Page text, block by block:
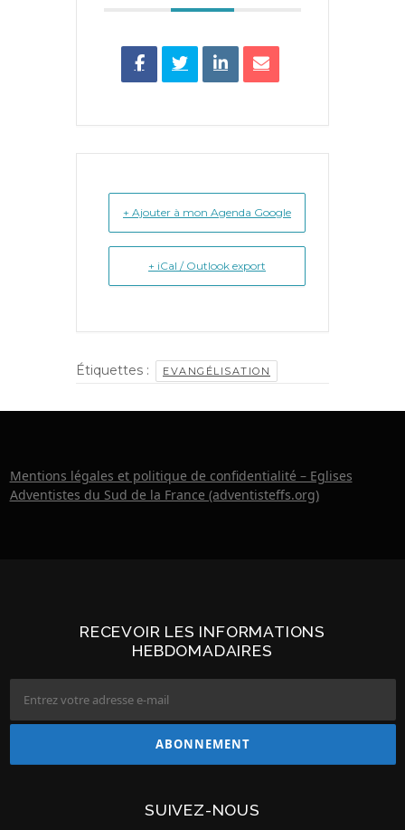
+ Ajouter à mon Agenda Google
+ iCal / Outlook export
Étiquettes : EVANGÉLISATION
Mentions légales et politique de confidentialité – Eglises
Adventistes du Sud de la France (adventisteffs.org)
RECEVOIR LES INFORMATIONS
HEBDOMADAIRES
SUIVEZ-NOUS